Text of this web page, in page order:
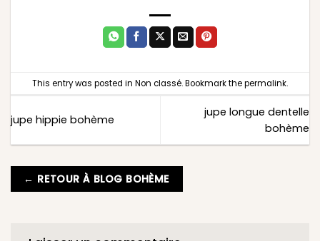
This entry was posted in Non classé. Bookmark thepermalink.
jupe hippie bohème
jupe longue dentelle
bohème
← RETOUR À BLOG BOHÈME